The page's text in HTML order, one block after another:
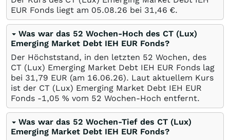
EUR Fonds liegt am 05.08.26 bei 31,46 €.
Was war das 52 Wochen-Hoch des CT (Lux)
Emerging Market Debt IEH EUR Fonds?
Der Höchststand, in den letzten 52 Wochen, des
CT (Lux) Emerging Market Debt IEH EUR Fonds lag
bei 31,79 EUR (am 16.06.26). Laut aktuellem Kurs
ist der CT (Lux) Emerging Market Debt IEH EUR
Fonds -1,05 % vom 52 Wochen-Hoch entfernt.
Was war das 52 Wochen-Tief des CT (Lux)
Emerging Market Debt IEH EUR Fonds?